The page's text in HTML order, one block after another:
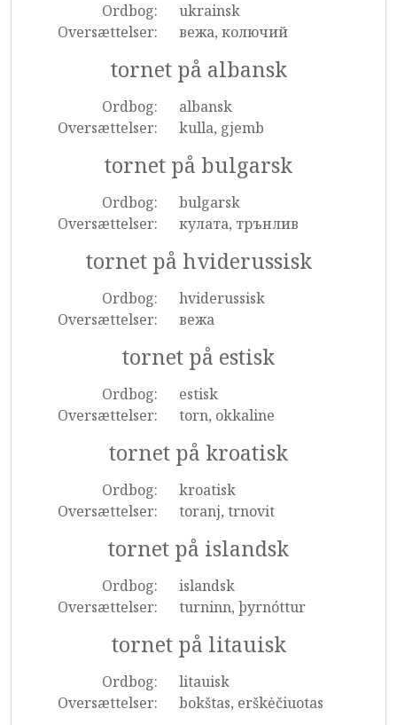
Ordbog:
ukrainsk
Oversættelser:
вежа, колючий
tornet på albansk
Ordbog:
albansk
Oversættelser:
kulla, gjemb
tornet på bulgarsk
Ordbog:
bulgarsk
Oversættelser:
кулата, трънлив
tornet på hviderussisk
Ordbog:
hviderussisk
Oversættelser:
вежа
tornet på estisk
Ordbog:
estisk
Oversættelser:
torn, okkaline
tornet på kroatisk
Ordbog:
kroatisk
Oversættelser:
toranj, trnovit
tornet på islandsk
Ordbog:
islandsk
Oversættelser:
turninn, þyrnóttur
tornet på litauisk
Ordbog:
litauisk
Oversættelser:
bokštas, erškėčiuotas